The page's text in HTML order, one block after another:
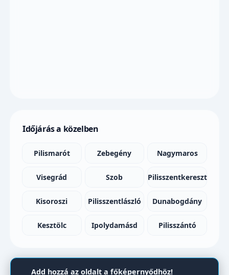
Időjárás a közelben
Pilismarót Zebegény Nagymaros
Visegrád Szob Pilisszentkereszt
Kisoroszi Pilisszentlászló Dunabogdány
Kesztölc Ipolydamásd Pilisszántó
Add hozzá az oldalt a főképernyődhöz!